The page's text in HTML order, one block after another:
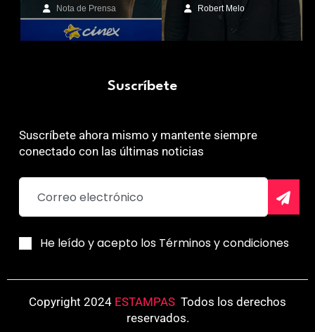
Nota de Prensa Robert Melo
Suscríbete
Suscríbete ahora mismo y mantente siempre
conectado con las últimas noticias
He leído y acepto los Términos y condiciones
Copyright 2024 ESTAMPAS Todos los derechos
reservados.